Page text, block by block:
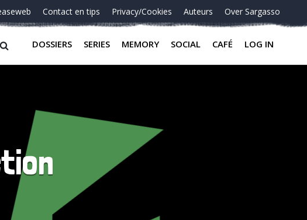
Contact en tips Privacy/Cookies Auteurs Over Sargasso
DOSSIERS SERIES MEMORY SOCIAL CAFÉ LOG IN